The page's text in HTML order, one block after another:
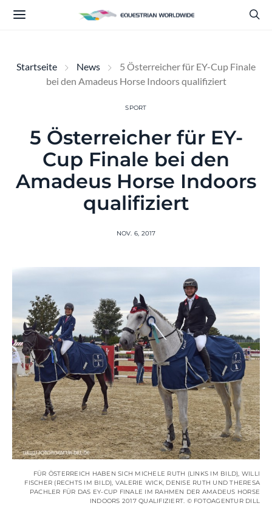
Startseite News
5 Österreicher für EY-Cup Finale
bei den Amadeus Horse Indoors qualifiziert
SPORT
5 Österreicher für EY-
Cup Finale bei den
Amadeus Horse Indoors
qualifiziert
NOV. 6, 2017
FÜR ÖSTERREICH HABEN SICH MICHELE RUTH (LINKS IM BILD), WILLI
FISCHER (RECHTS IM BILD), VALERIE WICK, DENISE RUTH UND THERESA
PACHLER FÜR DAS EY-CUP FINALE IM RAHMEN DER AMADEUS HORSE
INDOORS 2017 QUALIFIZIERT. © FOTOAGENTUR DILL